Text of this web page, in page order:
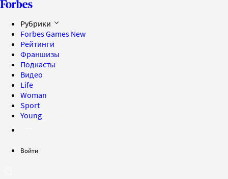
Рубрики
Forbes Games New
Рейтинги
Франшизы
Подкасты
Видео
Life
Woman
Sport
Young
Войти